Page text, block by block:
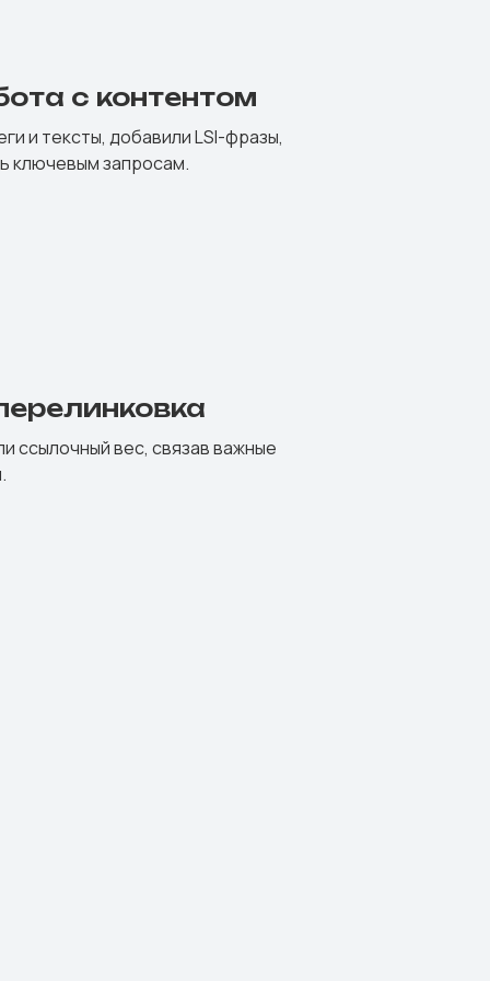
с контентом
и тексты, добавили LSI-фразы,
ключевым запросам.
ссылочный вес, связав важные